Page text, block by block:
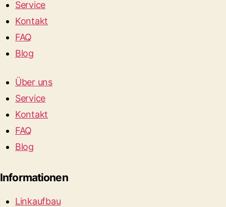
Service
Kontakt
FAQ
Blog
Über uns
Service
Kontakt
FAQ
Blog
Informationen
Linkaufbau